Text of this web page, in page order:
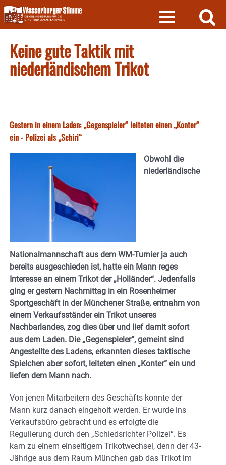
Skip
to
content
Keine gute Taktik mit
niederländischem Trikot
Gestern in einem Laden: „Gegenspieler“ leiteten einen „Konter“
ein - Polizei als „Schiri“
Obwohl die
niederländische
Nationalmannschaft aus dem WM-Turnier ja auch
bereits ausgeschieden ist, hatte ein Mann reges
Interesse an einem Trikot der „Holländer“. Jedenfalls
ging er gestern Nachmittag in ein Rosenheimer
Sportgeschäft in der Münchener Straße, entnahm von
einem Verkaufsständer ein Trikot unseres
Nachbarlandes, zog dies über und lief damit sofort
aus dem Laden. Die „Gegenspieler“, gemeint sind
Angestellte des Ladens, erkannten dieses taktische
Spielchen aber sofort, leiteten einen „Konter“ ein und
liefen dem Mann nach.
Von jenen Mitarbeitern des Geschäfts konnte der
Mann kurz danach eingeholt werden. Er wurde ins
Verkaufsbüro gebracht und es erfolgte die
Regulierung durch den „Schiedsrichter Polizei“. Es
kam zu einem einseitigem Trikotwechsel, denn der 43-
Jährige aus dem Raum München gab das Trikot im